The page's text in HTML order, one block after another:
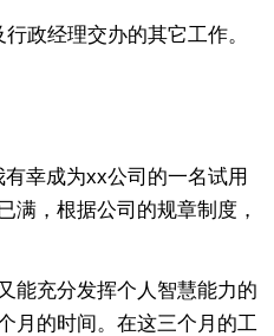
经理交办的其它工作。
幸成为xx公司的一名试用
满，根据公司的规章制度，
充分发挥个人智慧能力的
月的时间。在这三个月的工